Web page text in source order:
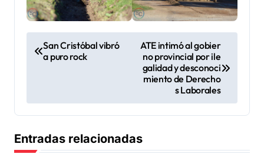
e
g
a
San Cristóbal vibró
a puro rock
ATE intimó al gobier
no provincial por ile
galidad y desconoci
miento de Derecho
s Laborales
Entradas relacionadas